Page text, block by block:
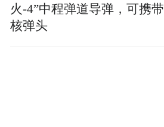
火-4”中程弹道导弹，可携带
核弹头